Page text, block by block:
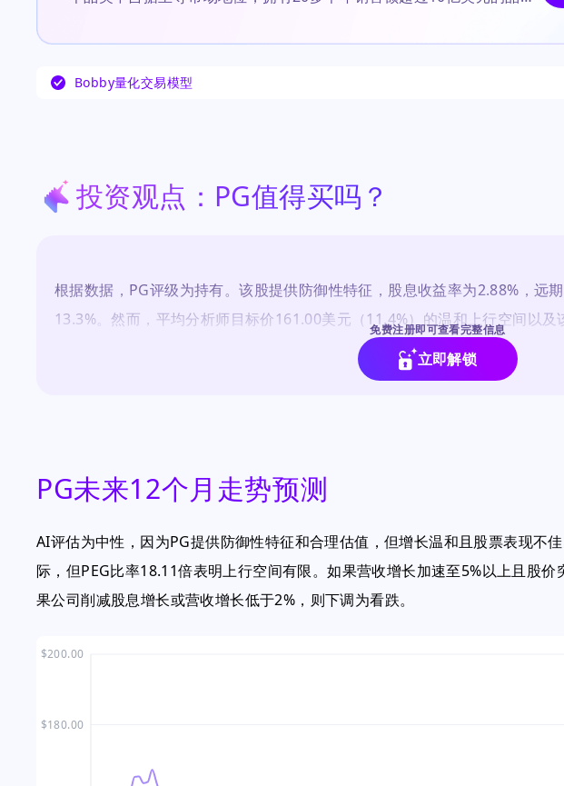
在市场波动中的防御性吸引力、其作为“股息王”的持续股息增长，以及
汇率逆风。近期关注点在于该股相对大盘的表现不佳，一年价格下跌
Bobby量化交易模型
投资观点：PG值得买吗？
根据数据，PG评级为持有。该股提供防御性特征，股息收益率为2.88%，远
13.3%。然而，平均分析师目标价161.00美元（11.4%）的温和上行空间以
力。论点在于PG是一家优质公司，但在当前水平并非引人注目的买入，鉴于
免费注册即可查看完整信息
立即解锁
PG未来12个月走势预测
AI评估为中性，因为PG提供防御性特征和合理估值，但增长温和且股票表现不
际，但PEG比率18.11倍表明上行空间有限。如果营收增长加速至5%以上且股
果公司削减股息增长或营收增长低于2%，则下调为看跌。
$180.00
$200.00